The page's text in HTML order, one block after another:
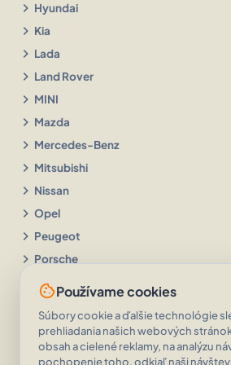
chevron_right Hyundai
chevron_right Kia
chevron_right Lada
chevron_right Land Rover
chevron_right MINI
chevron_right Mazda
chevron_right Mercedes-Benz
chevron_right Mitsubishi
chevron_right Nissan
chevron_right Opel
chevron_right Peugeot
chevron_right Porsche
chevron_right Renault
Subaru
Suzuki
cookiePoužívame cookies
Súbory cookie a ďalšie technológie
prehliadania našich webových
obsah a cielené reklamy, na analýzu
pochopenie toho, odkiaľ naši